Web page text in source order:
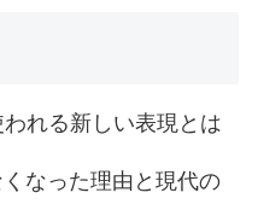
れる新しい表現とは
なった理由と現代の